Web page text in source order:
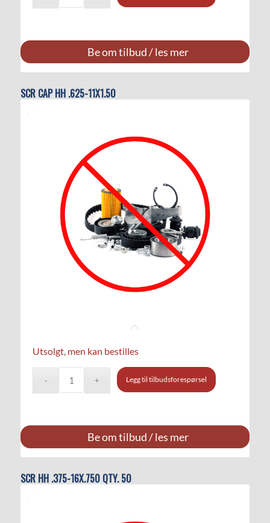
Be om tilbud / les mer
SCR CAP HH .625-11X1.50
Utsolgt, men kan bestilles
Legg til tilbudsforespørsel
Be om tilbud / les mer
SCR HH .375-16X.750 QTY. 50